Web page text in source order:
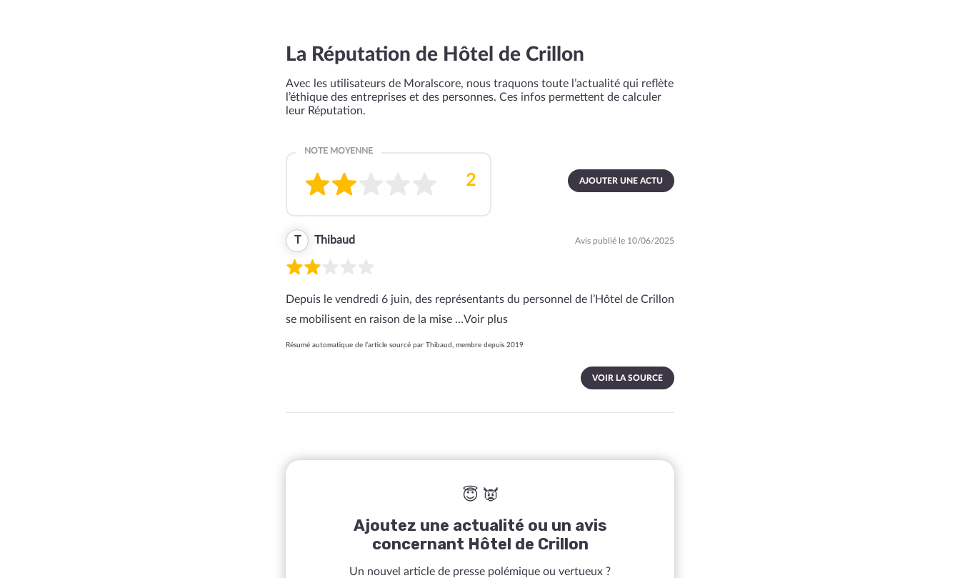
La Réputation de Hôtel de Crillon
Avec les utilisateurs de Moralscore, nous traquons toute l’actualité qui reflète
l’éthique des entreprises et des personnes. Ces infos permettent de calculer
leur Réputation.
AJOUTER UNE ACTU
T Thibaud Avis publié le 10/06/2025
Depuis le vendredi 6 juin, des représentants du personnel de l’Hôtel de Crillon
se mobilisent en raison de la mise …Voir plus
Résumé automatique de l’article sourcé par Thibaud, membre depuis 2019
VOIR LA SOURCE
😇 👿
Ajoutez une actualité ou un avis
concernant Hôtel de Crillon
Un nouvel article de presse polémique ou vertueux ?